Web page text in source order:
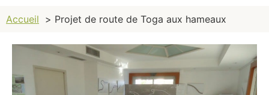
Accueil Projet de route de Toga aux hameaux